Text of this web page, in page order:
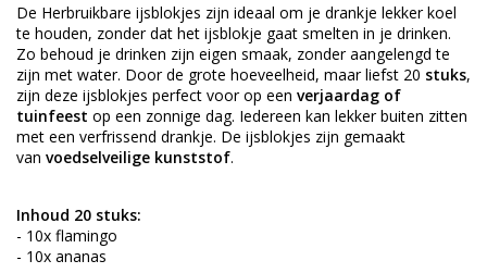
De Herbruikbare ijsblokjes zijn ideaal om je drankje lekker koel
te houden, zonder dat het ijsblokje gaat smelten in je drinken.
Zo behoud je drinken zijn eigen smaak, zonder aangelengd te
zijn met water. Door de grote hoeveelheid, maar liefst 20 stuks,
zijn deze ijsblokjes perfect voor op een verjaardag of
tuinfeest op een zonnige dag. Iedereen kan lekker buiten zitten
met een verfrissend drankje. De ijsblokjes zijn gemaakt
van voedselveilige kunststof.
Inhoud 20 stuks:
- 10x flamingo
- 10x ananas